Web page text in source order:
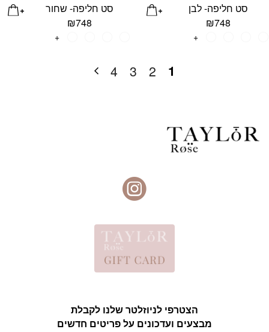
סט חליפה- לבן
₪748
+
סט חליפה- שחור
₪748
+
1
2
3
4
הצטרפי לניוזלטר שלנו לקבלת
מבצעים ועדכונים על פריטים חדשים